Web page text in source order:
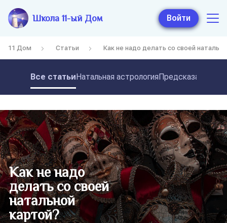
Школа 11-ый Дом Войти
11 Дом Статьи Как не надо делать со своей
Все статьиНатальная астрология
Как не надо
делать со своей
натальной
картой?